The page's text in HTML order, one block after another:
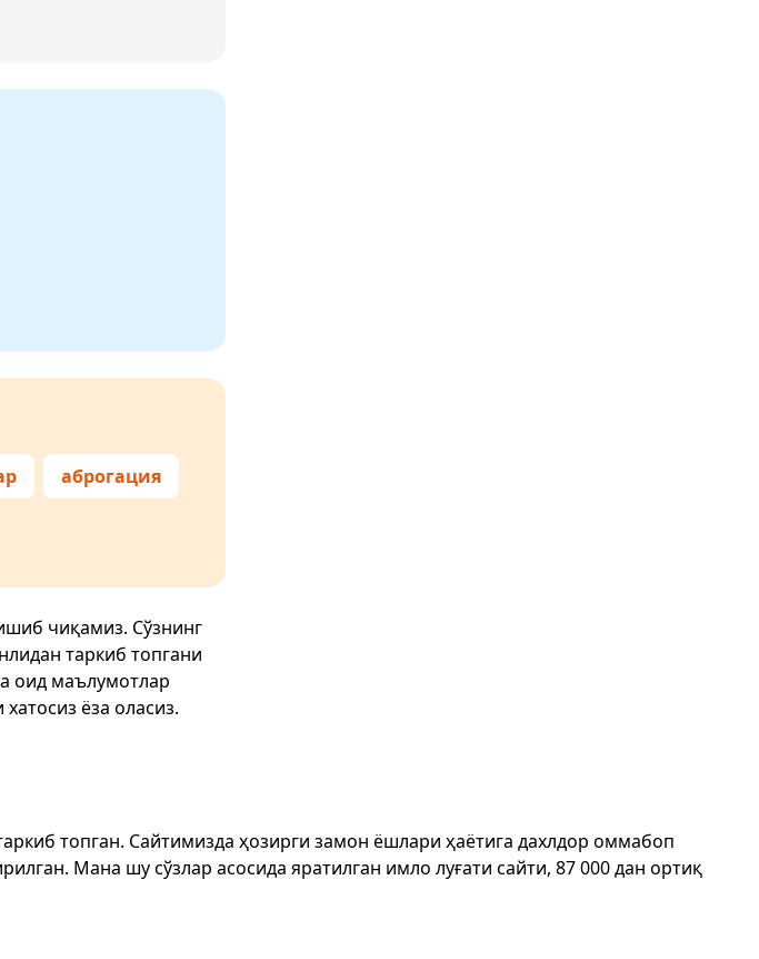
аброгация
чиқамиз. Сўзнинг
таркиб топгани
оид маълумотлар
хатосиз ёза оласиз.
топган. Сайтимизда ҳозирги замон ёшлари ҳаётига дахлдор оммабоп
Мана шу сўзлар асосида яратилган имло луғати сайти, 87 000 дан ортиқ